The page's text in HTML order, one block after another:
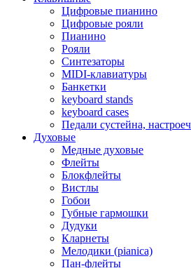
Цифровые пианино
Цифровые рояли
Пианино
Рояли
Синтезаторы
MIDI-клавиатуры
Банкетки
keyboard stands
keyboard cases
Педали сустейна,
Духовые
Медные духовые
Флейты
Блокфлейты
Вистлы
Гобои
Губные гармошки
Дудуки
Кларнеты
Мелодики (pianica)
Пан-флейты